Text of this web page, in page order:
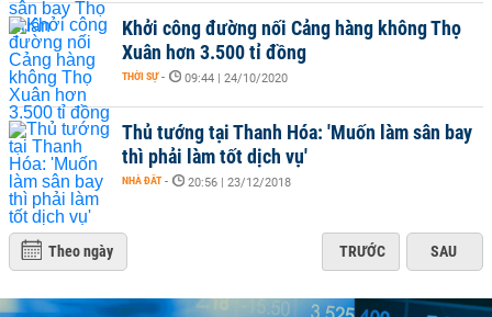
Khởi công đường nối Cảng hàng không Thọ
Xuân hơn 3.500 tỉ đồng
THỜI SỰ - 09:44 | 24/10/2020
Thủ tướng tại Thanh Hóa: 'Muốn làm sân bay
thì phải làm tốt dịch vụ'
NHÀ ĐẤT - 20:56 | 23/12/2018
Theo ngày TRƯỚC SAU